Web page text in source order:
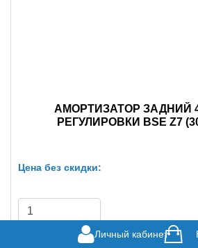
АМОРТИЗАТОР ЗАДНИЙ
РЕГУЛИРОВКИ BSE Z7
Цена без скидки:
Личный кабинет